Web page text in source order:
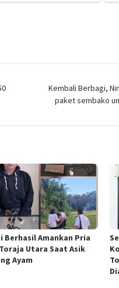
Kembali Berbagi,
paket sembako
Berhasil Amankan Pria
Utara Saat Asik
Ayam